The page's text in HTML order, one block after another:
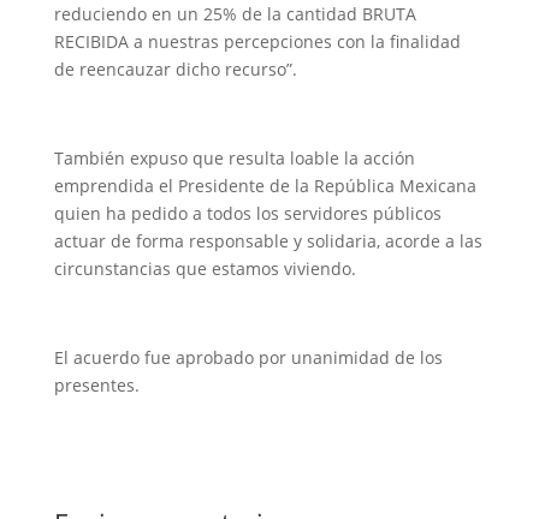
reduciendo en un 25% de la cantidad BRUTA
RECIBIDA a nuestras percepciones con la finalidad
de reencauzar dicho recurso”.
También expuso que resulta loable la acción
emprendida el Presidente de la República Mexicana
quien ha pedido a todos los servidores públicos
actuar de forma responsable y solidaria, acorde a las
circunstancias que estamos viviendo.
El acuerdo fue aprobado por unanimidad de los
presentes.